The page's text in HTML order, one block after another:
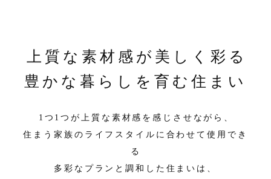
上質な素材感が美しく彩る
豊かな暮らしを育む住まい
1つ1つが上質な素材感を感じさせながら、
住まう家族のライフスタイルに合わせて使用でき
る
多彩なプランと調和した住まいは、